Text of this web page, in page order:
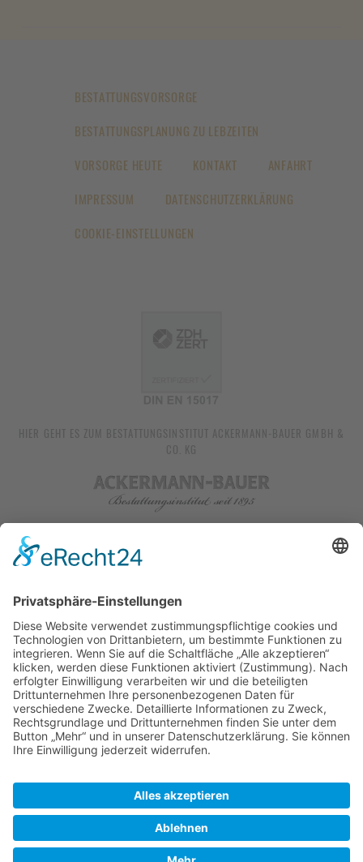
BESTATTUNGSVORSORGE
BESTATTUNGSPLANUNG ZU LEBZEITEN
VORSORGE HEUTE
KONTAKT
ANFAHRT
IMPRESSUM
DATENSCHUTZERKLÄRUNG
COOKIE-EINSTELLUNGEN
STÖCKENER STR. 21 | 30419 HANNOVER
AUSFÜHRENDE WERBEAGENTUR; WEBSEITE, PLANUNG, KONZEPT, DESIGN,
PROGRAMMIERUNG UND PFLEGE:
REGIOPRINT WERBEMEDIEN & AGENTUR E.K., INH. DIETMAR NADOLNY | 38518
GIFHORN